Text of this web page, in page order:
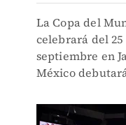
La Copa del
celebrará del 25
septiembre en
México